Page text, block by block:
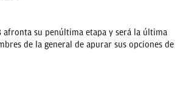
afronta su penúltima etapa y será la última
de la general de apurar sus opciones de